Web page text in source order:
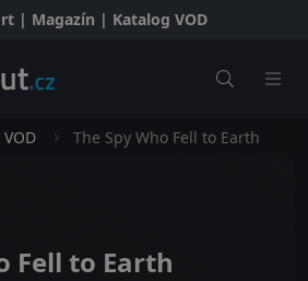
| Magazín | Katalog VOD
The Spy Who Fell to Earth
Fell to Earth